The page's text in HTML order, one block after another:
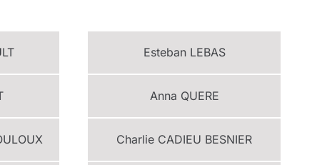
Esteban LEBAS
Anna QUERE
Charlie CADIEU BESNIER